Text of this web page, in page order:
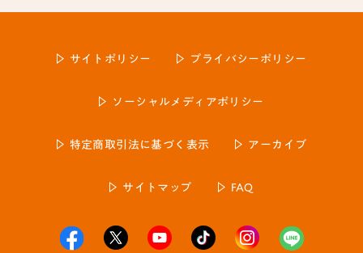
サイトポリシー プライバシーポリシー
ソーシャルメディアポリシー
特定商取引法に基づく表示 アーカイブ
サイトマップ FAQ